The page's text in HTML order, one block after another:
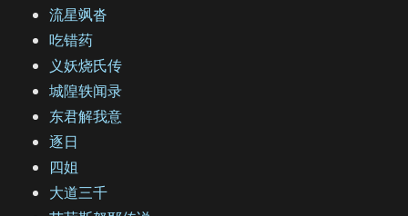
流星飒沓
吃错药
义妖烧氏传
城隍轶闻录
东君解我意
逐日
四姐
大道三千